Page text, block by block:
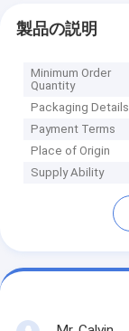
製品の説明
Minimum Order
Quantity
Packaging Details
Payment Terms
Place of Origin
Supply Ability